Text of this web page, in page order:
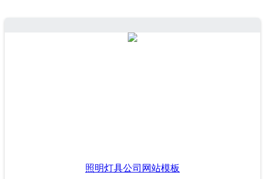
照明灯具公司网站模板